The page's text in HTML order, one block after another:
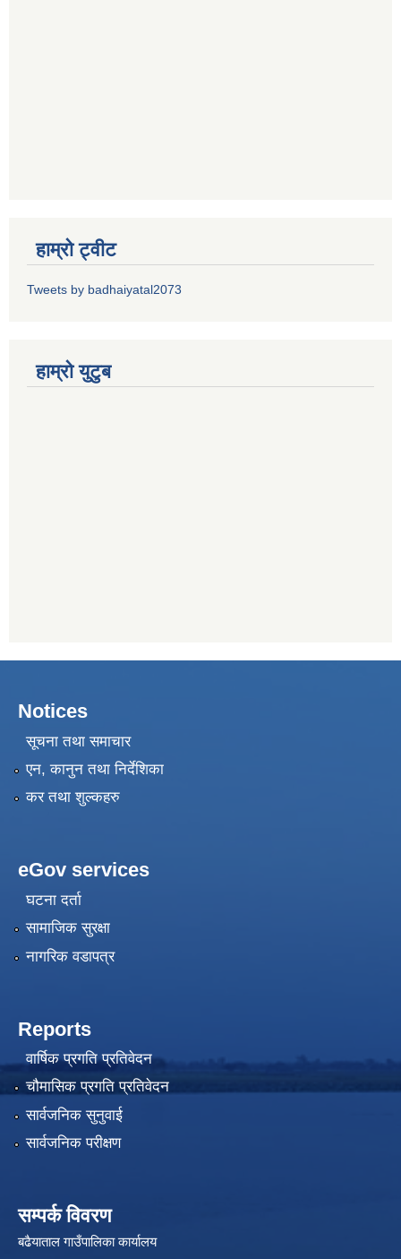
हाम्रो ट्वीट
Tweets by badhaiyatal2073
हाम्रो युटुब
Notices
सूचना तथा समाचार
एन, कानुन तथा निर्देशिका
कर तथा शुल्कहरु
eGov services
घटना दर्ता
सामाजिक सुरक्षा
नागरिक वडापत्र
Reports
वार्षिक प्रगति प्रतिवेदन
चौमासिक प्रगति प्रतिवेदन
सार्वजनिक सुनुवाई
सार्वजनिक परीक्षण
सम्पर्क विवरण
बढैयाताल गाउँपालिका कार्यालय